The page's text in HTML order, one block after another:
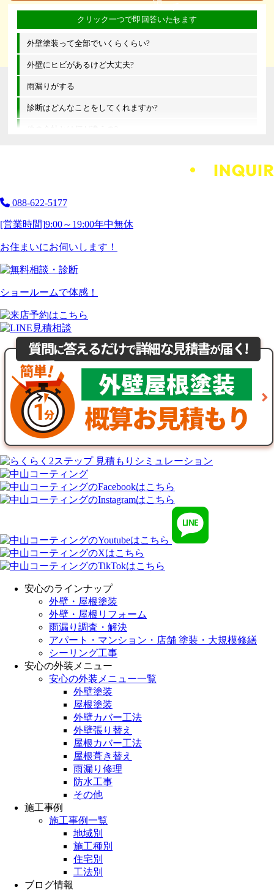
外壁塗装って全部でいくらくらい?
外壁にヒビがあるけど大丈夫?
雨漏りがする
診断はどんなことをしてくれますか?
他の会社とは何が違うの?
088-622-5177
[営業時間]9:00～19:00年中無休
お住まいにお伺いします！
ショールームで体感！
安心のラインナップ
外壁・屋根塗装
外壁・屋根リフォーム
雨漏り調査・解決
アパート・マンション・店舗 塗装・大規模修繕
シーリング工事
安心の外装メニュー
安心の外装メニュー一覧
外壁塗装
屋根塗装
外壁カバー工法
外壁張り替え
屋根カバー工法
屋根葺き替え
雨漏り修理
防水工事
その他
施工事例
施工事例一覧
地域別
施工種別
住宅別
工法別
ブログ情報